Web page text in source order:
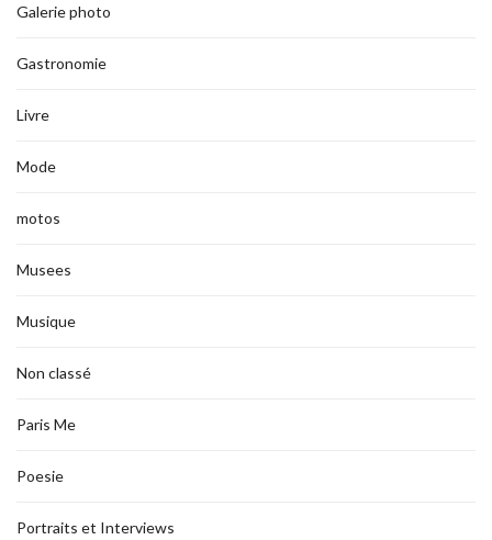
Galerie photo
Gastronomie
Livre
Mode
motos
Musees
Musique
Non classé
Paris Me
Poesie
Portraits et Interviews